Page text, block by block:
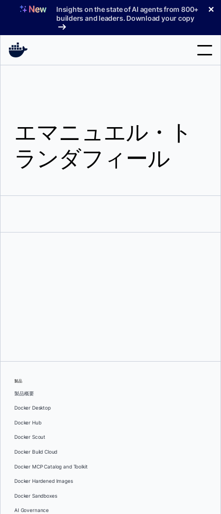
へ
Insights on the state of AI agents from 800+
builders and leaders. Download your copy
✕
料金プラン
ブログ
エマニュエル・ト
ランダフィール
製品
製品概要
Docker Desktop
Docker Hub
Docker Scout
Docker Build Cloud
Docker MCP Catalog and Toolkit
Docker Hardened Images
Docker Sandboxes
AI Governance